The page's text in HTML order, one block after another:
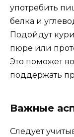
употребить
белка и
Подойдут
пюре или
Это поможет
поддержать
Важные
Следует